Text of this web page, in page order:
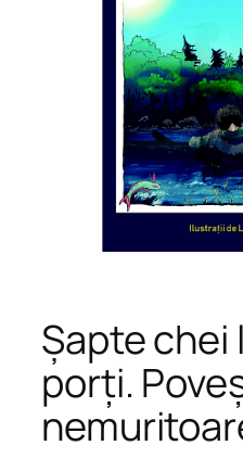
Șapte chei
porți.